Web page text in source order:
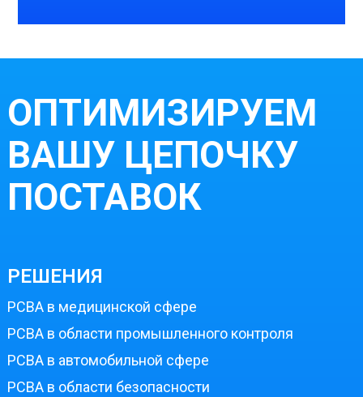
ОПТИМИЗИРУЕМ
ВАШУ ЦЕПОЧКУ
ПОСТАВОК
РЕШЕНИЯ
PCBA в медицинской сфере
PCBA в области промышленного контроля
PCBA в автомобильной сфере
PCBA в области безопасности